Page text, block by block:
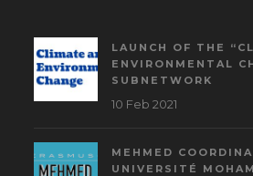
LAUNCH OF THE
ENVIRONMENTAL
SUBNETWORK
10 Feb 2021
MEHMED
UNIVERSITÉ